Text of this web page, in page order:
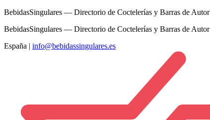
BebidasSingulares — Directorio de Coctelerías y Barras de Autor
BebidasSingulares — Directorio de Coctelerías y Barras de Autor
España | info@bebidassingulares.es